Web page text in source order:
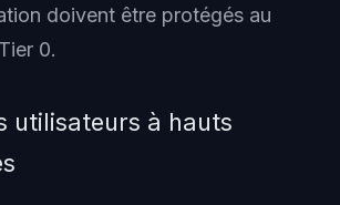
doivent être protégés au
0.
utilisateurs à hauts